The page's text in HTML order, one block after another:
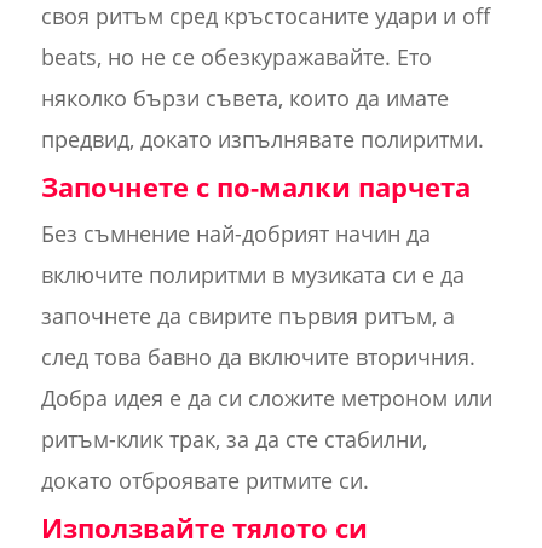
своя ритъм сред кръстосаните удари и off
beats, но не се обезкуражавайте. Ето
няколко бързи съвета, които да имате
предвид, докато изпълнявате полиритми.
Започнете с по-малки парчета
Без съмнение най-добрият начин да
включите полиритми в музиката си е да
започнете да свирите първия ритъм, а
след това бавно да включите вторичния.
Добра идея е да си сложите метроном или
ритъм-клик трак, за да сте стабилни,
докато отброявате ритмите си.
Използвайте тялото си